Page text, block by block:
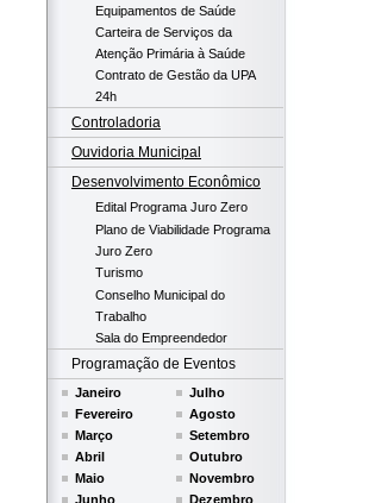
Equipamentos de Saúde
Carteira de Serviços da
Atenção Primária à Saúde
Contrato de Gestão da UPA
24h
Controladoria
Ouvidoria Municipal
Desenvolvimento Econômico
Edital Programa Juro Zero
Plano de Viabilidade Programa
Juro Zero
Turismo
Conselho Municipal do
Trabalho
Sala do Empreendedor
Programação de Eventos
Janeiro
Fevereiro
Março
Abril
Maio
Junho
Julho
Agosto
Setembro
Outubro
Novembro
Dezembro